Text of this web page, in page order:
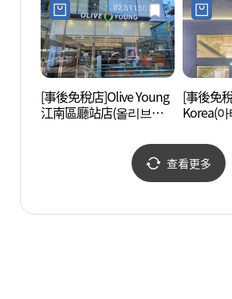
[事後免稅店]Olive Young
江南區廳站店(올리브영
[事後免
Korea(
查看更多